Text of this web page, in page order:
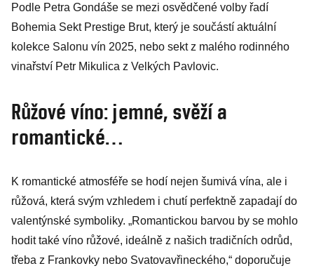
Podle Petra Gondáše se mezi osvědčené volby řadí
Bohemia Sekt Prestige Brut, který je součástí aktuální
kolekce Salonu vín 2025, nebo sekt z malého rodinného
vinařství Petr Mikulica z Velkých Pavlovic.
Růžové víno: jemné, svěží a
romantické…
K romantické atmosféře se hodí nejen šumivá vína, ale i
růžová, která svým vzhledem i chutí perfektně zapadají do
valentýnské symboliky. „Romantickou barvou by se mohlo
hodit také víno růžové, ideálně z našich tradičních odrůd,
třeba z Frankovky nebo Svatovavřineckého,“ doporučuje